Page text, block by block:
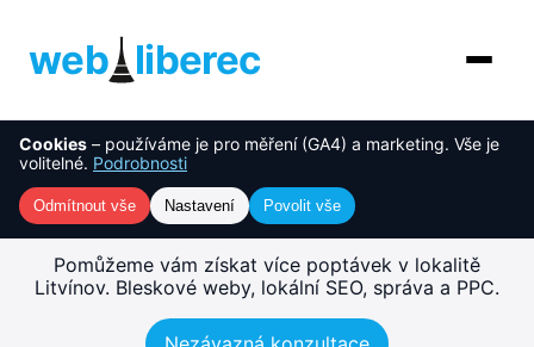
web liberec
O nás
Služby
NOVINKA
AI řešení
Cookies – používáme je pro měření (GA4) a marketing. Vše je
volitelné. Podrobnosti
Odmítnout vše Nastavení Povolit vše
Tvorba webu Litvínov –
rychlé, SEO-ready weby
Pomůžeme vám získat více poptávek v lokalitě
Litvínov. Bleskové weby, lokální SEO, správa a PPC.